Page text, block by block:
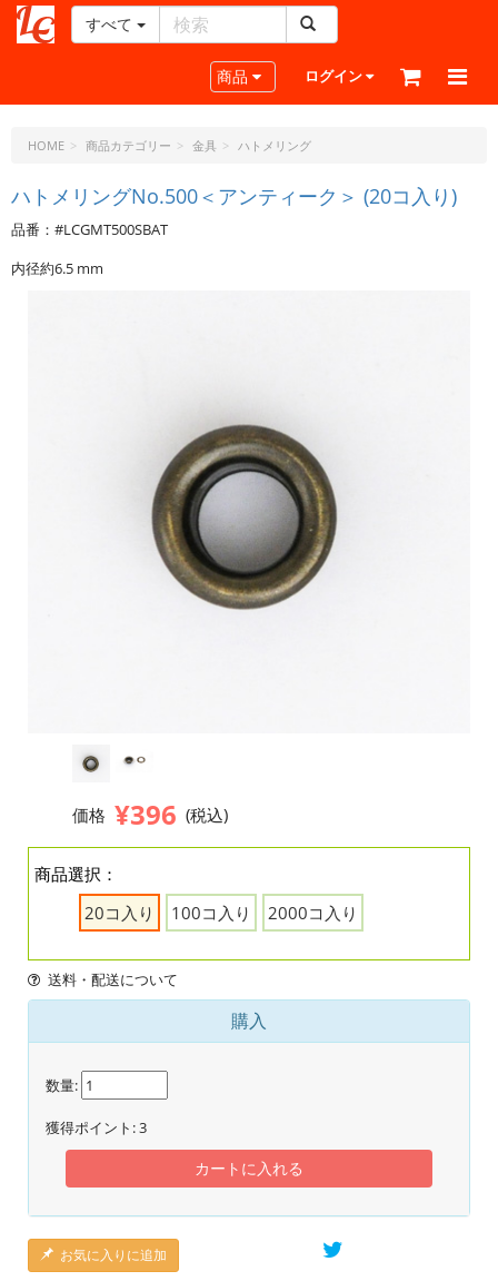
ー
ラ
ト・
ド
ッ
ト・
すべて
Toggle navigation
商品 ログイン
HOME 商品カテゴリー 金具 ハトメリング
ハトメリングNo.500＜アンティーク＞ (20コ入り)
品番：#LCGMT500SBAT
内径約6.5 mm
価格 ¥396 (税込)
商品選択：
20コ入り
100コ入り 2000コ入り
送料・配送について
購入
数量:
獲得ポイント:3
カートに入れる
お気に入りに追加